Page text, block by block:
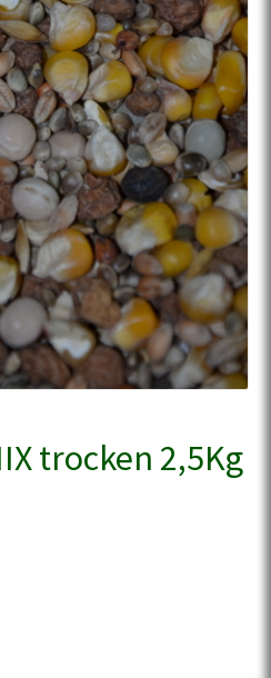
trocken 2,5Kg